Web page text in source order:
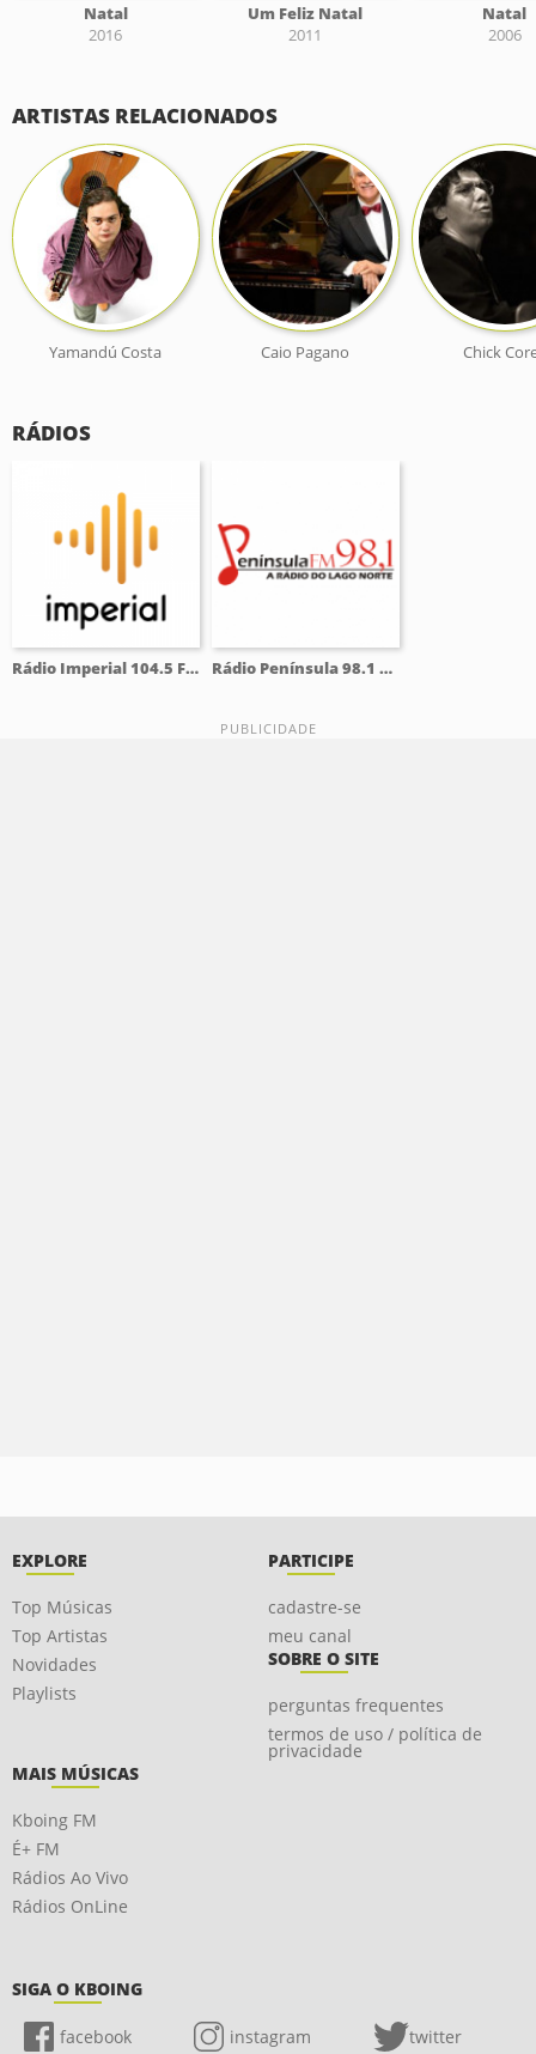
Natal
2016
Um Feliz Natal
2011
Natal
2006
ARTISTAS RELACIONADOS
Yamandú Costa Caio Pagano Chick
RÁDIOS
Rádio Imperial 104.5 FM Rádio Península 98.1 FM
EXPLORE
Top Músicas
Top Artistas
Novidades
Playlists
PARTICIPE
cadastre-se
meu canal
SOBRE O SITE
perguntas frequentes
termos de uso / política de
privacidade
MAIS MÚSICAS
Kboing FM
É+ FM
Rádios Ao Vivo
Rádios OnLine
SIGA O KBOING
facebook instagram twitter